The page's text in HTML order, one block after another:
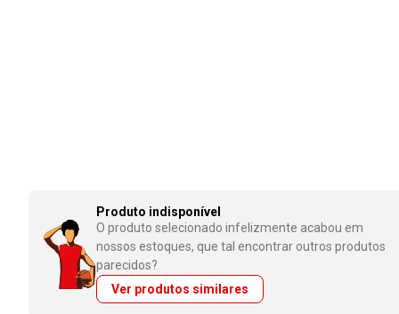
Produto indisponível
O produto selecionado infelizmente acabou em
nossos estoques, que tal encontrar outros produtos
parecidos?
Ver produtos similares